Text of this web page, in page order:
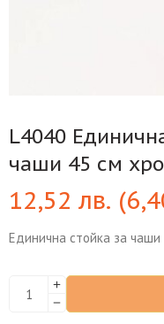
L4040
чаши 45 см
12,52лв. (
Единична стойка за чаши